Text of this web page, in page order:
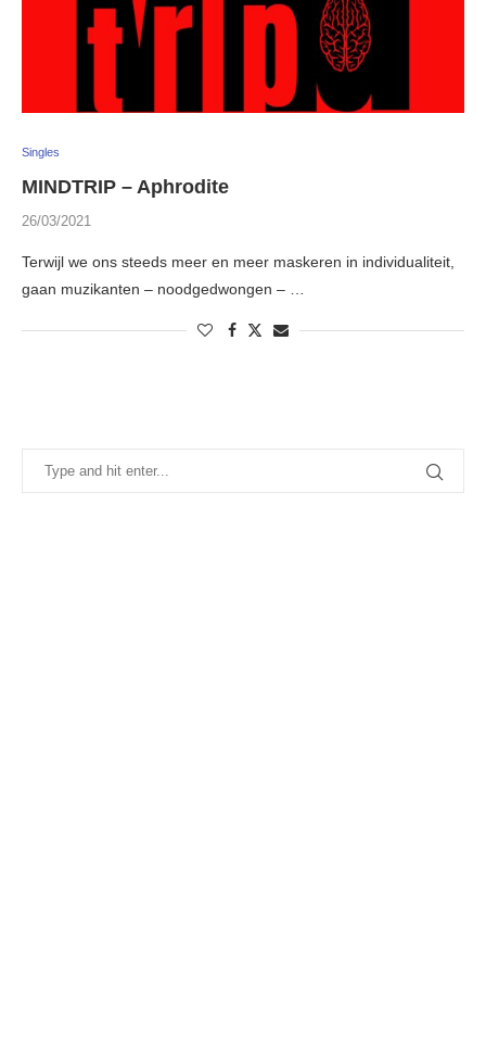
Singles
MINDTRIP – Aphrodite
26/03/2021
Terwijl we ons steeds meer en meer maskeren in individualiteit,
gaan muzikanten – noodgedwongen – …